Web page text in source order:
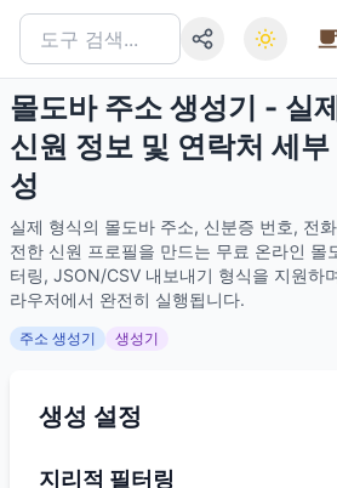
몰도바 주소 생성기 - 실
신원 정보 및 연락처 세
성
실제 형식의 몰도바 주소, 신분증 번호, 전
전한 신원 프로필을 만드는 무료 온라인 몰
터링, JSON/CSV 내보내기 형식을 지원하
라우저에서 완전히 실행됩니다.
주소 생성기 생성기
생성 설정
지리적 필터링